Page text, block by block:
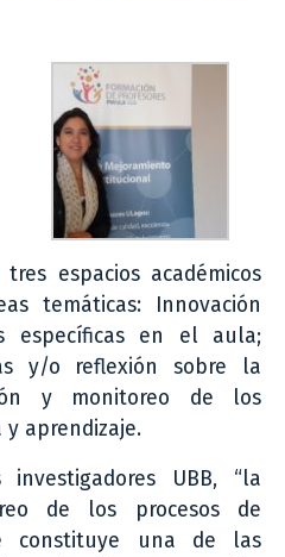
espacios académicos
temáticas: Innovación
específicas en el aula;
y/o reflexión sobre la
y monitoreo de los
y aprendizaje.
UBB, “la
de los procesos de
constituye una de las